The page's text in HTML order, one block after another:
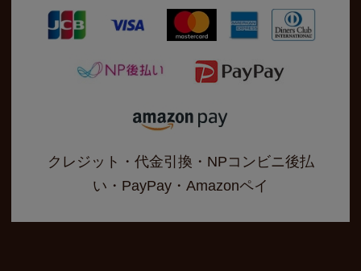
クレジット・代金引換・NPコンビニ後払
い・PayPay・Amazonペイ